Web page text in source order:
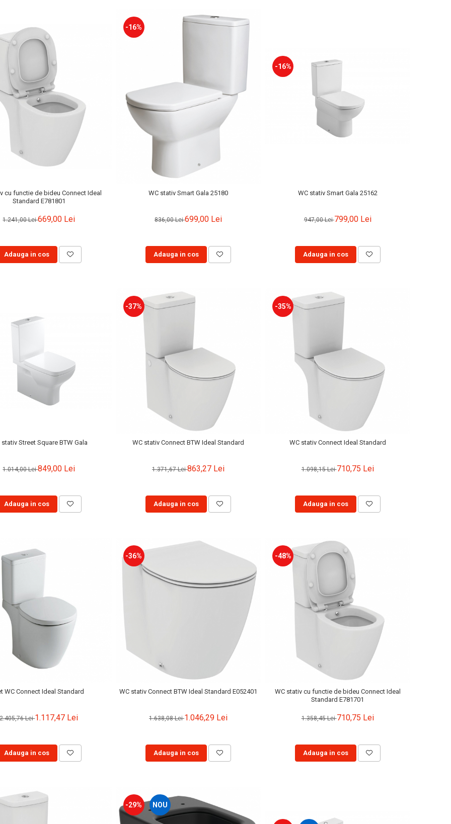
cu functie de bideu Connect Ideal
Standard E781801
1.241,00 Lei669,00 Lei
Adauga in cos
-16%
WC stativ Smart Gala 25180
836,00 Lei699,00 Lei
Adauga in cos
-16%
WC stativ Smart Gala 25162
947,00 Lei799,00 Lei
Adauga in cos
stativ Street Square BTW Gala
1.014,00 Lei849,00 Lei
Adauga in cos
-37%
WC stativ Connect BTW Ideal Standard
1.371,67 Lei863,27 Lei
Adauga in cos
-35%
WC stativ Connect Ideal Standard
1.098,15 Lei710,75 Lei
Adauga in cos
WC Connect Ideal Standard
2.405,76 Lei1.117,47 Lei
Adauga in cos
-36%
WC stativ Connect BTW Ideal Standard E052401
1.638,08 Lei1.046,29 Lei
Adauga in cos
-48%
WC stativ cu functie de bideu Connect Ideal
Standard E781701
1.358,45 Lei710,75 Lei
Adauga in cos
-29% NOU